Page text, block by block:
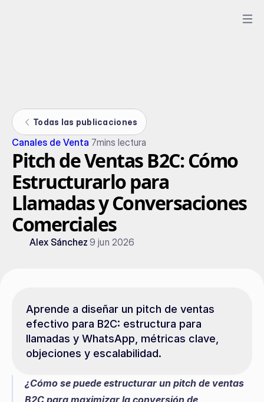
Todas las publicaciones
Canales de Venta 7mins lectura
Pitch de Ventas B2C: Cómo
Estructurarlo para
Llamadas y Conversaciones
Comerciales
Alex Sánchez 9 jun 2026
Aprende a diseñar un pitch de ventas
efectivo para B2C: estructura para
llamadas y WhatsApp, métricas clave,
objeciones y escalabilidad.
¿Cómo se puede estructurar un pitch de ventas
B2C para maximizar la conversión de